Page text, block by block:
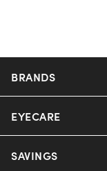
BRANDS
Nuance Audio
Ray-Ban
EYECARE
Our Eyeglasses
SAVINGS